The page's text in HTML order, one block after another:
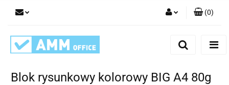
(0)
Blok rysunkowy kolorowy BIG A4 80g